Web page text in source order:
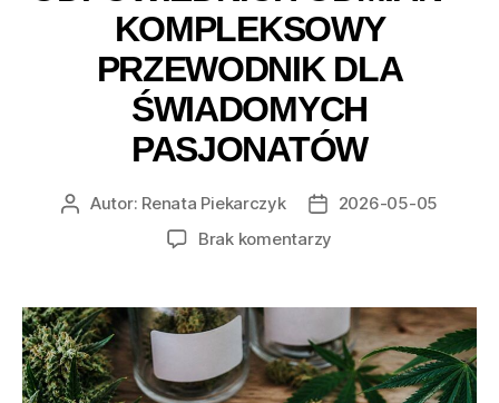
KOMPLEKSOWY
PRZEWODNIK DLA
ŚWIADOMYCH
PASJONATÓW
AutorAutor: Renata Piekarczyk
Data2026-05-05
Brak komentarzy
konopi
i
wybór
odpowiednich